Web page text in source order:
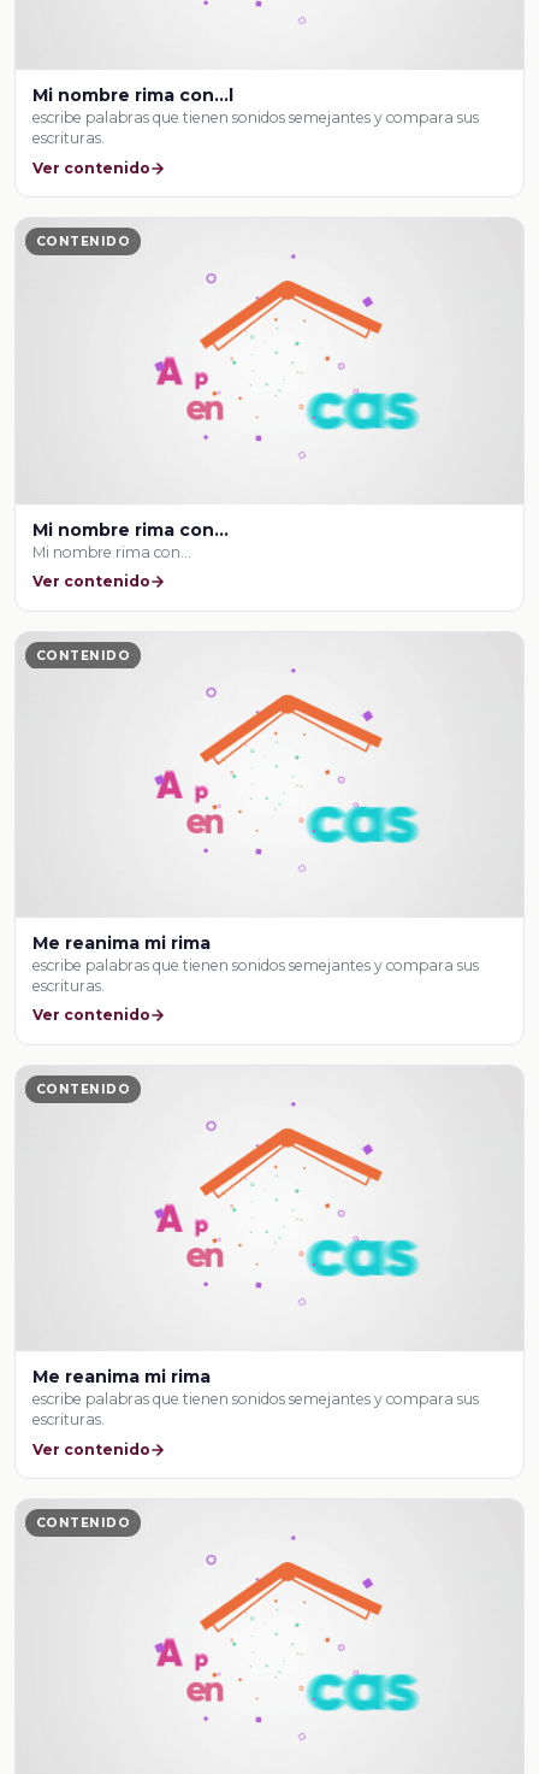
Mi nombre rima con…l
escribe palabras que tienen sonidos semejantes y compara sus
escrituras.
Ver contenido
CONTENIDO
Mi nombre rima con…
Mi nombre rima con…
Ver contenido
CONTENIDO
Me reanima mi rima
escribe palabras que tienen sonidos semejantes y compara sus
escrituras.
Ver contenido
CONTENIDO
Me reanima mi rima
escribe palabras que tienen sonidos semejantes y compara sus
escrituras.
Ver contenido
CONTENIDO